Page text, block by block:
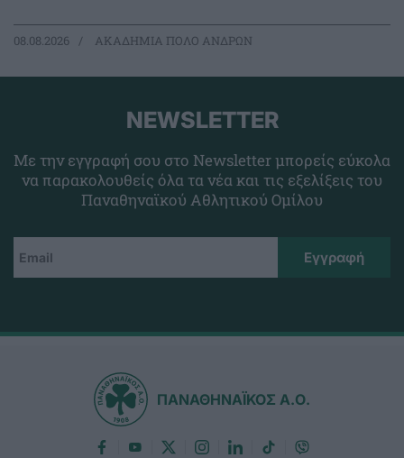
08.08.2026 ΑΚΑΔΗΜΙΑ ΠΟΛΟ ΑΝΔΡΩΝ
NEWSLETTER
Με την εγγραφή σου στο Newsletter μπορείς εύκολα
να παρακολουθείς όλα τα νέα και τις εξελίξεις του
Παναθηναϊκού Αθλητικού Ομίλου
ΠΑΝΑΘΗΝΑΪΚΟΣ Α.Ο.